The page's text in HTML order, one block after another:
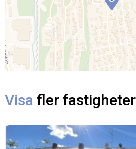
Visa fler fastigheter